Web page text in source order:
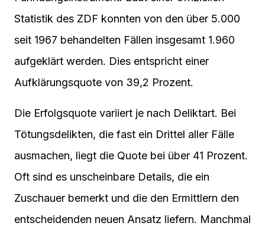
Statistik des ZDF konnten von den über 5.000
seit 1967 behandelten Fällen insgesamt 1.960
aufgeklärt werden. Dies entspricht einer
Aufklärungsquote von 39,2 Prozent.
Die Erfolgsquote variiert je nach Deliktart. Bei
Tötungsdelikten, die fast ein Drittel aller Fälle
ausmachen, liegt die Quote bei über 41 Prozent.
Oft sind es unscheinbare Details, die ein
Zuschauer bemerkt und die den Ermittlern den
entscheidenden neuen Ansatz liefern. Manchmal